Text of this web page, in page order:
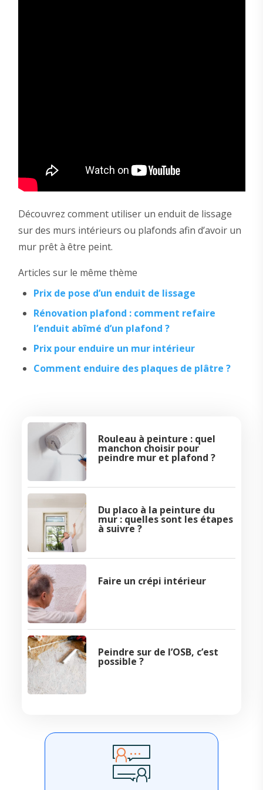
Découvrez comment utiliser un enduit de lissage
sur des murs intérieurs ou plafonds afin d’avoir un
mur prêt à être peint.
Articles sur le même thème
Prix de pose d’un enduit de lissage
Rénovation plafond : comment refaire
l’enduit abîmé d’un plafond ?
Prix pour enduire un mur intérieur
Comment enduire des plaques de plâtre ?
Rouleau à peinture : quel
manchon choisir pour
peindre mur et plafond ?
Du placo à la peinture du
mur : quelles sont les étapes
à suivre ?
Faire un crépi intérieur
Peindre sur de l’OSB, c’est
possible ?